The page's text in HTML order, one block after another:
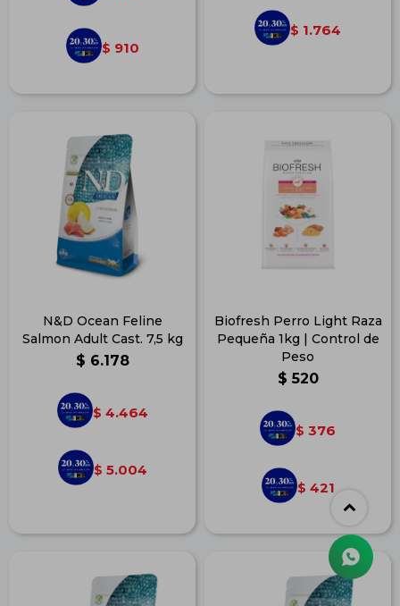
$ 910
$ 1.764
N&D Ocean Feline
Salmon Adult Cast. 7,5 kg
$ 6.178
$ 4.464
$ 5.004
Biofresh Perro Light Raza
Pequeña 1kg | Control de
Peso
$ 520
$ 376
$ 421